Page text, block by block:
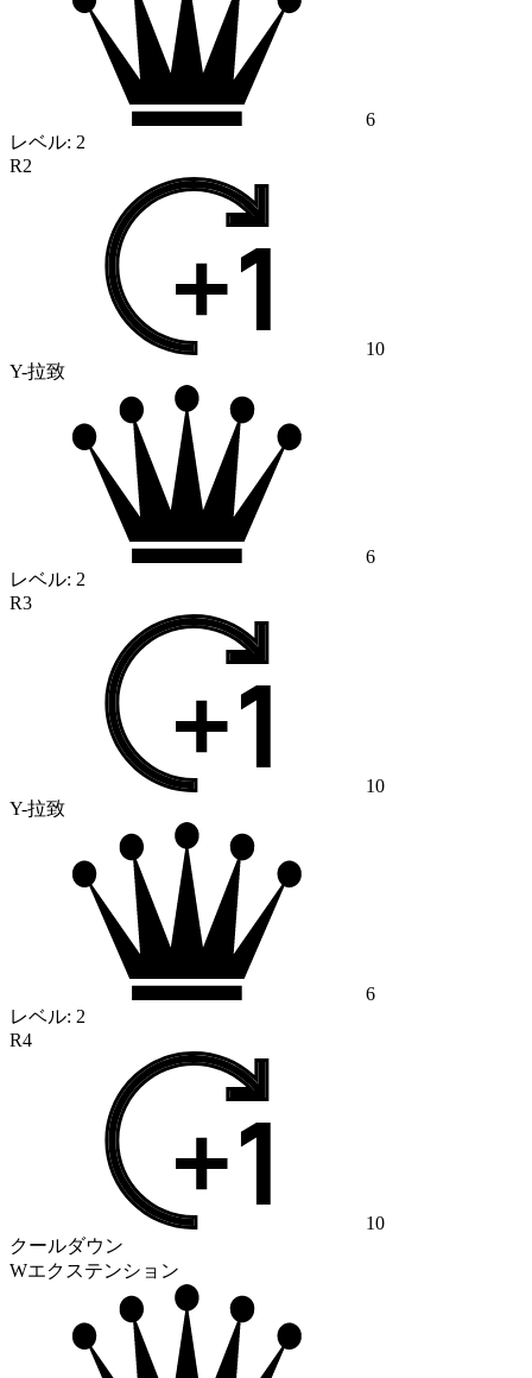
6
レベル: 2
R2
10
Y-拉致
6
レベル: 2
R3
10
Y-拉致
6
レベル: 2
R4
10
クールダウン
Wエクステンション